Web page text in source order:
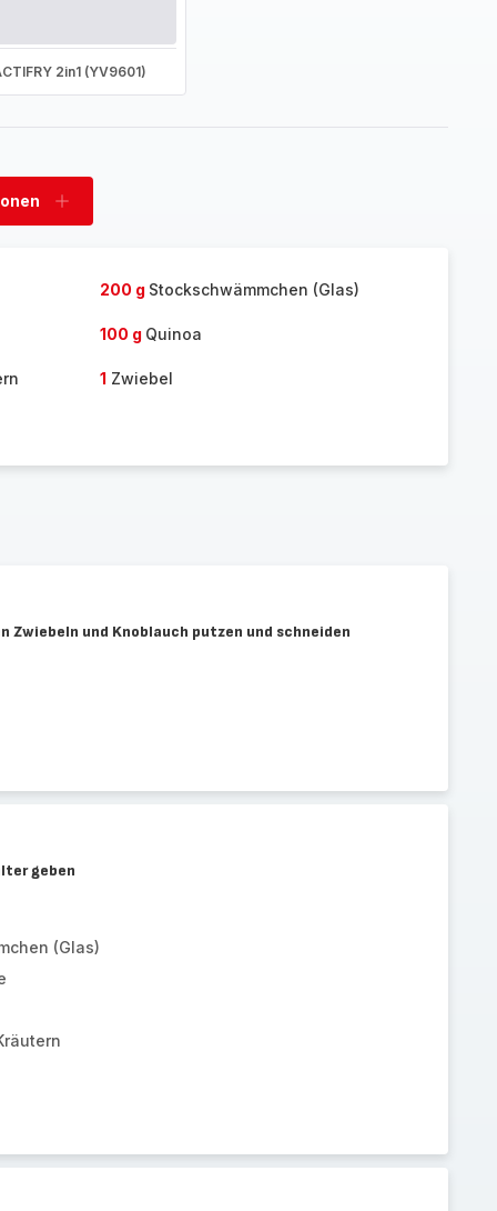
2in1 (YV9601)
Personen
200 g Stockschwämmchen (Glas)
100 g Quinoa
1 Zwiebel
Zwiebeln und Knoblauch putzen und schneiden
geben
(Glas)